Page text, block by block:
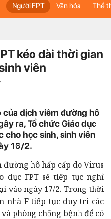
Người FPT Văn hóa Thể
kéo dài thời gian
viên
dịch viêm đường hô
ra, Tổ chức Giáo dục
cho học sinh, sinh viên
16/2.
hô hấp cấp do Virus
dục FPT sẽ tiếp tục nghỉ
vào ngày 17/2. Trong thời
nhà F tiếp tục duy trì các
phòng chống bệnh để có